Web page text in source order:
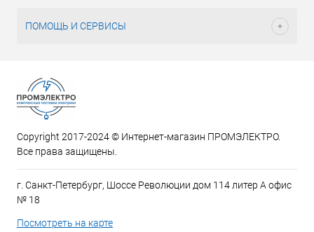
ПОМОЩЬ И СЕРВИСЫ
Copyright 2017-2024 © Интернет-магазин ПРОМЭЛЕКТРО.
Все права защищены.
г. Санкт-Петербург, Шоссе Революции дом 114 литер А офис
№ 18
Посмотреть на карте